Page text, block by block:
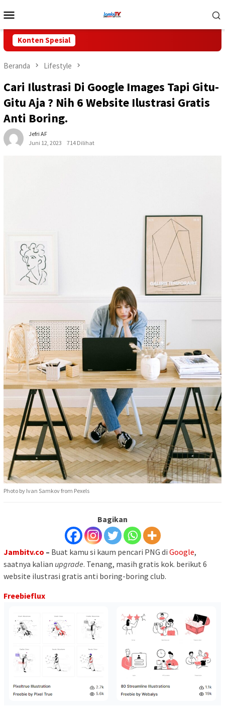
ke
Mobile
Konten Spesial
Beranda Lifestyle
Cari Ilustrasi Di Google Images Tapi Gitu-
Gitu Aja ? Nih 6 Website Ilustrasi Gratis
Anti Boring.
Jefri AF
Juni 12, 2023
714 Dilihat
Photo by Ivan Samkov from Pexels
Bagikan
Jambitv.co – Buat kamu si kaum pencari PNG di Google,
saatnya kalian upgrade. Tenang, masih gratis kok. berikut 6
website ilustrasi gratis anti boring-boring club.
Freebieflux